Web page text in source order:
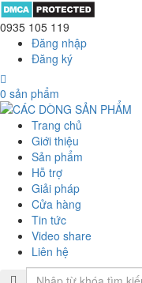
0935 105 119
Đăng nhập
Đăng ký
0 sản phẩm
Trang chủ
Giới thiệu
Sản phẩm
Hỗ trợ
Giải pháp
Cửa hàng
Tin tức
Video share
Liên hệ